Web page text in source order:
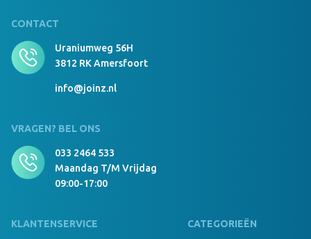
CONTACT
Uraniumweg 56H
3812 RK Amersfoort
info@joinz.nl
VRAGEN? BEL ONS
033 2464 533
Maandag T/m Vrijdag
09:00-17:00
KLANTENSERVICE
CATEGORIEËN